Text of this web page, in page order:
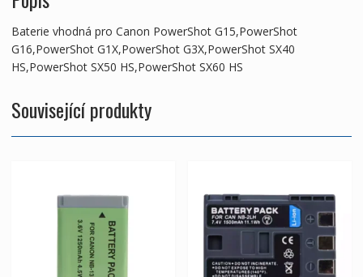
HS
množství
Baterie vhodná pro Canon PowerShot G15,PowerShot
G16,PowerShot G1X,PowerShot G3X,PowerShot SX40
HS,PowerShot SX50 HS,PowerShot SX60 HS
Související produkty